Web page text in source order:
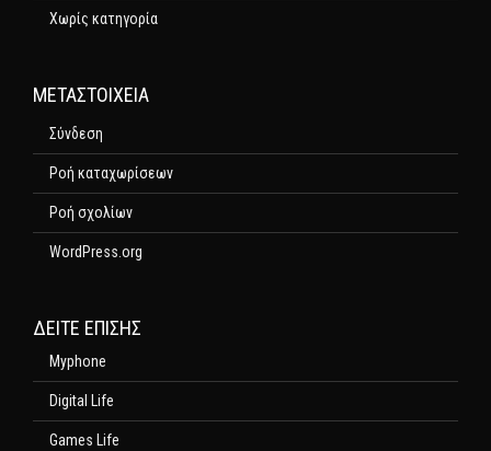
Χωρίς κατηγορία
ΜΕΤΑΣΤΟΙΧΕΊΑ
Σύνδεση
Ροή καταχωρίσεων
Ροή σχολίων
WordPress.org
ΔΕΊΤΕ ΕΠΊΣΗΣ
Myphone
Digital Life
Games Life